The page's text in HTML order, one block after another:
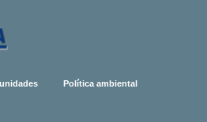
Política ambiental